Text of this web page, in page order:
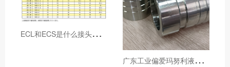
E
CL和ECS是什么接头，用于什么胶管或管件
广
东工业偏爱玛努利液压产品的五大原因（代理深度分析）